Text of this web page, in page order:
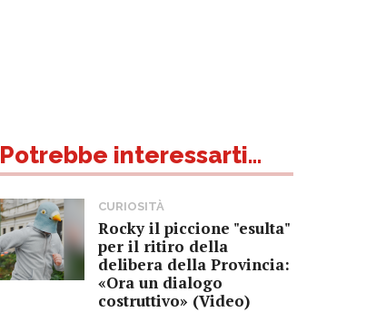
Potrebbe interessarti...
CURIOSITÀ
Rocky il piccione "esulta"
per il ritiro della
delibera della Provincia:
«Ora un dialogo
costruttivo» (Video)